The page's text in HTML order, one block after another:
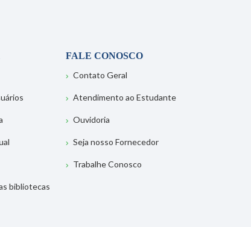
bibliotecas
FALE CONOSCO
Contato Geral
Atendimento ao Estudante
Ouvidoria
Seja nosso Fornecedor
Trabalhe Conosco